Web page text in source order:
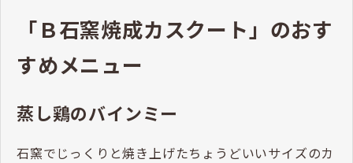
「Ｂ石窯焼成カスクート」のおす
すめメニュー
蒸し鶏のバインミー
石窯でじっくりと焼き上げたちょうどいいサイズのカ